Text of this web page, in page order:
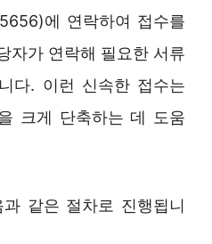
에 연락하여 접수를
자가 연락해 필요한 서류
다. 이런 신속한 접수는
크게 단축하는 데 도움
같은 절차로 진행됩니